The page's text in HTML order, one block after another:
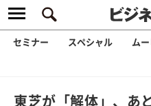
セミナー スペシャル ム
東芝が「解体」、あ